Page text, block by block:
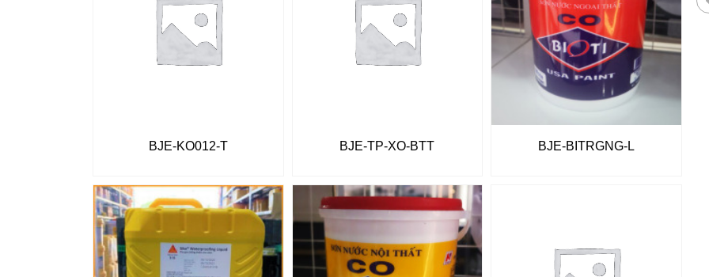
BJE-KO012-T BJE-TP-XO-BTT BJE-BITRGNG-L
Giá vật liệu xây dựng tại Quảng
Ngãi | Cập nhật mới nhất 2022